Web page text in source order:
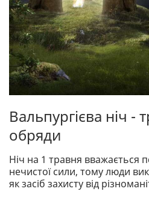
Вальпургієва ніч -
обряди
Ніч на 1 травня вважається
нечистої сили, тому люди
як засіб захисту від